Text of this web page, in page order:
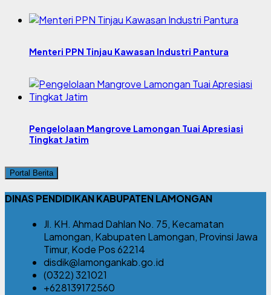
Menteri PPN Tinjau Kawasan Industri Pantura
Pengelolaan Mangrove Lamongan Tuai Apresiasi
Tingkat Jatim
Portal Berita
DINAS PENDIDIKAN KABUPATEN LAMONGAN
Jl. KH. Ahmad Dahlan No. 75, Kecamatan
Lamongan, Kabupaten Lamongan, Provinsi Jawa
Timur, Kode Pos 62214
disdik@lamongankab.go.id
(0322) 321021
+628139172560